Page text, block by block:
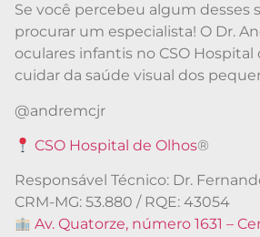
Se você percebeu algum desses
procurar um especialista! O Dr.
oculares infantis no CSO Hospital
cuidar da saúde visual dos
@andremcjr
CSO Hospital de Olhos®
Responsável Técnico: Dr.
CRM-MG: 53.880 / RQE: 43054
Av. Quatorze, número 1631 –